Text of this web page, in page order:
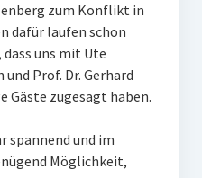
zum Konflikt in
dafür laufen schon
uns mit Ute
Prof. Dr. Gerhard
Gäste zugesagt haben.
spannend und im
Möglichkeit,